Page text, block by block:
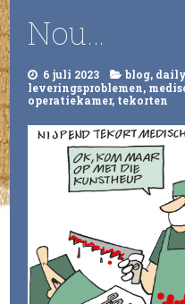
Nou…
6 juli 2023 blog,
leveringsproblemen,
operatiekamer, tekorten